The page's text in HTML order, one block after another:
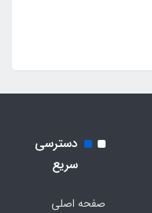
دسترسی
سریع
صفحه اصلی